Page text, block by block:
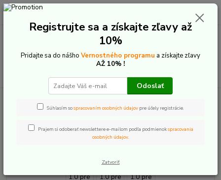
+421 907 20 22 33
0,00 €
SpeedBox 1.0 pre Impulse 2.0
Registrujte sa a získajte zľavy až
10%
Pridajte sa do nášho Vernostného programu a získajte zľavy
AŽ 10% !
Odoslať
Súhlasím sospracovaním osobných údajov pre účely registrácie.
Prajem si odoberať newslettere e-mailom podľa podmienokspracovania
osobných údajov.
Zatvoriť